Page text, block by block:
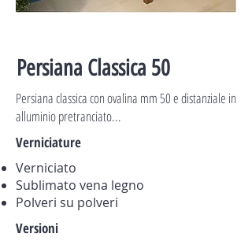
Persiana Classica 50
Persiana classica con ovalina mm 50 e distanziale in
alluminio pretranciato...
Verniciature
Verniciato
Sublimato vena legno
Polveri su polveri
Versioni